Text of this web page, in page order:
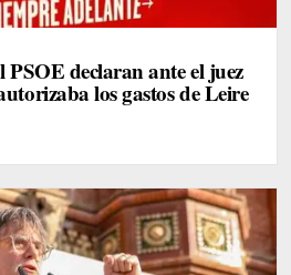
declaran ante el juez
los gastos de Leire